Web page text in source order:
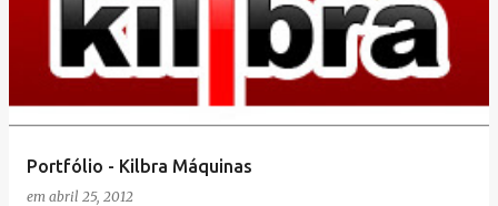
Portfólio - Kilbra Máquinas
em abril 25, 2012